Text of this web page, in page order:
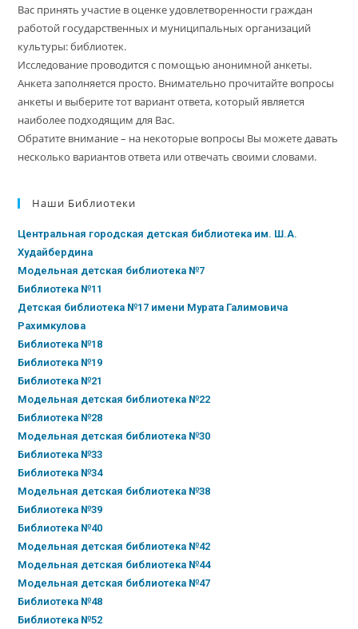
Вас принять участие в оценке удовлетворенности граждан
работой государственных и муниципальных организаций
культуры: библиотек.
Исследование проводится с помощью анонимной анкеты.
Анкета заполняется просто. Внимательно прочитайте вопросы
анкеты и выберите тот вариант ответа, который является
наиболее подходящим для Вас.
Обратите внимание – на некоторые вопросы Вы можете давать
несколько вариантов ответа или отвечать своими словами.
Наши Библиотеки
Центральная городская детская библиотека им. Ш.А.
Худайбердина
Модельная детская библиотека №7
Библиотека №11
Детская библиотека №17 имени Мурата Галимовича
Рахимкулова
Библиотека №18
Библиотека №19
Библиотека №21
Модельная детская библиотека №22
Библиотека №28
Модельная детская библиотека №30
Библиотека №33
Библиотека №34
Модельная детская библиотека №38
Библиотека №39
Библиотека №40
Модельная детская библиотека №42
Модельная детская библиотека №44
Модельная детская библиотека №47
Библиотека №48
Библиотека №52